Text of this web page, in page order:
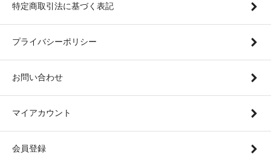
特定商取引法に基づく表記
プライバシーポリシー
お問い合わせ
マイアカウント
会員登録